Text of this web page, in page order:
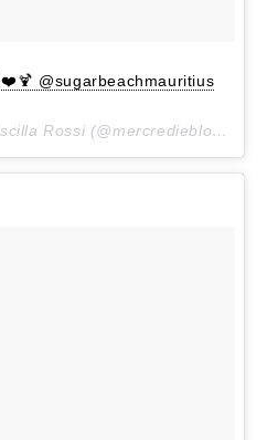
@sugarbeachmauritius
Une photo publiée par Priscilla Rossi (@mercredieblog) le